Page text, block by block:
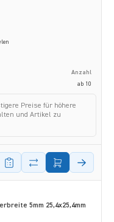
Anzahl
ab 10
Preise für höhere
und Artikel zu
5mm 25,4x25,4mm